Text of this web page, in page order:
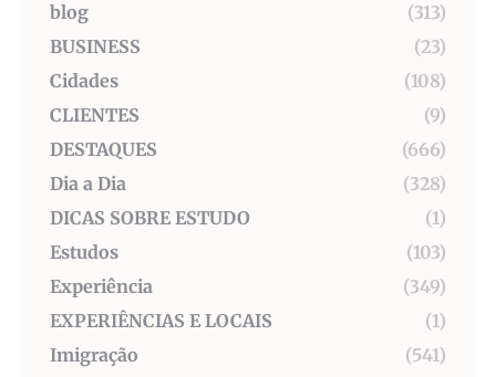
blog
(313)
BUSINESS
(23)
Cidades
(108)
CLIENTES
(9)
DESTAQUES
(666)
Dia a Dia
(328)
DICAS SOBRE ESTUDO
(1)
Estudos
(103)
Experiência
(349)
EXPERIÊNCIAS E LOCAIS
(1)
Imigração
(541)